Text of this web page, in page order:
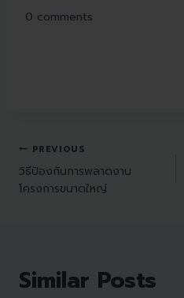
0 comments
PREVIOUS
วิธีป้องกันการพลาดงาน
โครงการขนาดใหญ่
Similar Posts